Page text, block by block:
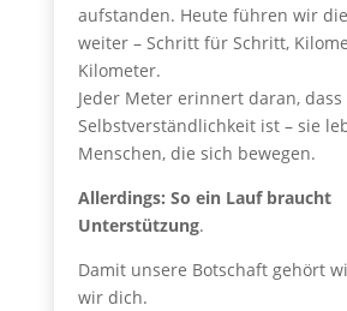
aufstanden. Heute führen wir
weiter – Schritt für Schritt,
Kilometer.
Jeder Meter erinnert daran,
Selbstverständlichkeit ist – sie
Menschen, die sich bewegen.
Allerdings: So ein Lauf braucht
Unterstützung.
Damit unsere Botschaft gehört
wir dich.